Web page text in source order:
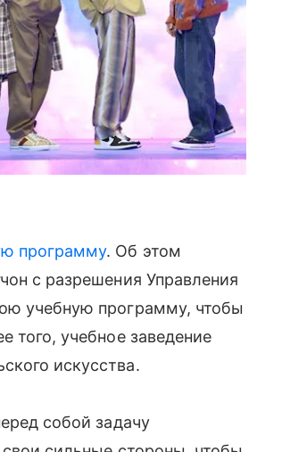
программу. Об этом
с разрешения Управления
учебную программу, чтобы
того, учебное заведение
искусства.
собой задачу